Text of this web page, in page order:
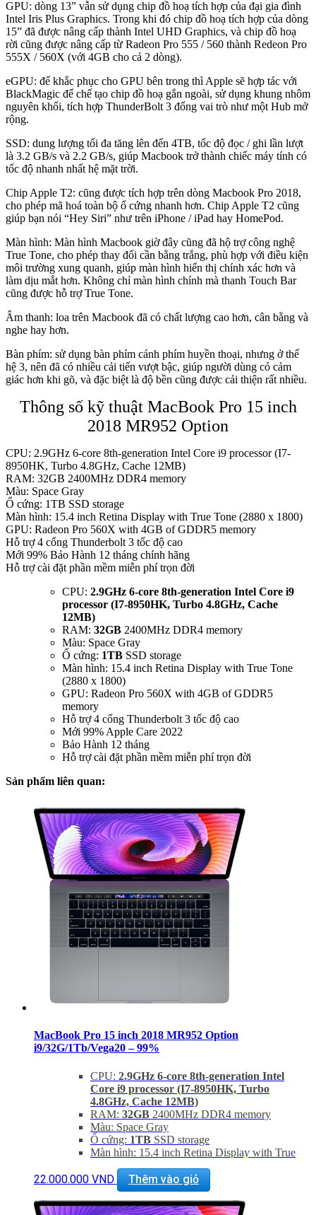
GPU: dòng 13” vẫn sử dụng chip đồ hoạ tích hợp của đại gia đình
Intel Iris Plus Graphics. Trong khi đó chip đồ hoạ tích hợp của dòng
15” đã được nâng cấp thành Intel UHD Graphics, và chip đồ hoạ
rời cũng được nâng cấp từ Radeon Pro 555 / 560 thành Redeon Pro
555X / 560X (với 4GB cho cả 2 dòng).
eGPU: để khắc phục cho GPU bên trong thì Apple sẽ hợp tác với
BlackMagic để chế tạo chip đồ hoạ gắn ngoài, sử dụng khung nhôm
nguyên khối, tích hợp ThunderBolt 3 đống vai trò như một Hub mở
rộng.
SSD: dung lượng tối đa tăng lên đến 4TB, tốc độ đọc / ghi lần lượt
là 3.2 GB/s và 2.2 GB/s, giúp Macbook trở thành chiếc máy tính có
tốc độ nhanh nhất hệ mặt trời.
Chip Apple T2: cũng được tích hợp trên dòng Macbook Pro 2018,
cho phép mã hoá toàn bộ ổ cứng nhanh hơn. Chip Apple T2 cũng
giúp bạn nói “Hey Siri” như trên iPhone / iPad hay HomePod.
Màn hình: Màn hình Macbook giờ đây cũng đã hộ trợ công nghệ
True Tone, cho phép thay đổi cần bằng trắng, phù hợp với điều kiện
môi trường xung quanh, giúp màn hình hiển thị chính xác hơn và
làm dịu mắt hơn. Không chỉ màn hình chính mà thanh Touch Bar
cũng được hỗ trợ True Tone.
Âm thanh: loa trên Macbook đã có chất lượng cao hơn, cân bằng và
nghe hay hơn.
Bàn phím: sử dụng bàn phím cánh phím huyền thoại, nhưng ở thế
hệ 3, nên đã có nhiều cải tiến vượt bậc, giúp người dùng có cảm
giác hơn khi gõ, và đặc biệt là độ bền cũng được cải thiện rất nhiều.
Thông số kỹ thuật MacBook Pro 15 inch
2018 MR952 Option
CPU: 2.9GHz 6-core 8th-generation Intel Core i9 processor (I7-
8950HK, Turbo 4.8GHz, Cache 12MB)
RAM: 32GB 2400MHz DDR4 memory
Màu: Space Gray
Ổ cứng: 1TB SSD storage
Màn hình: 15.4 inch Retina Display with True Tone (2880 x 1800)
GPU: Radeon Pro 560X with 4GB of GDDR5 memory
Hỗ trợ 4 cổng Thunderbolt 3 tốc độ cao
Mới 99% Bảo Hành 12 tháng chính hãng
Hỗ trợ cài đặt phần mềm miễn phí trọn đời
CPU: 2.9GHz 6-core 8th-generation Intel Core i9
processor (I7-8950HK, Turbo 4.8GHz, Cache
12MB)
RAM: 32GB 2400MHz DDR4 memory
Màu: Space Gray
Ổ cứng: 1TB SSD storage
Màn hình: 15.4 inch Retina Display with True Tone
(2880 x 1800)
GPU: Radeon Pro 560X with 4GB of GDDR5
memory
Hỗ trợ 4 cổng Thunderbolt 3 tốc độ cao
Mới 99% Apple Care 2022
Bảo Hành 12 tháng
Hỗ trợ cài đặt phần mềm miễn phí trọn đời
Sản phẩm liên quan:
MacBook Pro 15 inch 2018 MR952 Option
i9/32G/1Tb/Vega20 – 99%
CPU: 2.9GHz 6-core 8th-generation Intel
Core i9 processor (I7-8950HK, Turbo
4.8GHz, Cache 12MB)
RAM: 32GB 2400MHz DDR4 memory
Màu: Space Gray
Ổ cứng: 1TB SSD storage
Màn hình: 15.4 inch Retina Display with True
GPU:
Vega 20 with HBM2
memory
Hỗ trợ 4 cổng Thunderbolt 3 tốc độ cao
22.000.000 VND Thêm vào giỏ